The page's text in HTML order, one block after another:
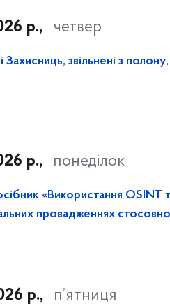
р., четвер
і Захисниць, звільнені з
р., понеділок
«Використання OSINT
провадженнях
р., п’ятниця